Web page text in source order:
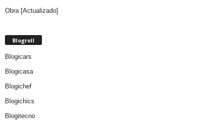
Obra [Actualizado]
Blogroll
Blogicars
Blogicasa
Blogichef
Blogichics
Blogitecno